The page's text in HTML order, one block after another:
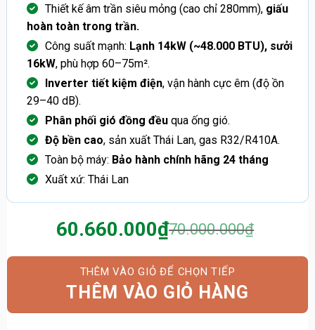
Thiết kế âm trần siêu mỏng (cao chỉ 280mm), giấu
hoàn toàn trong trần.
Công suất mạnh: Lạnh 14kW (~48.000 BTU), sưởi
16kW, phù hợp 60–75m².
Inverter tiết kiệm điện, vận hành cực êm (độ ồn
29–40 dB).
Phân phối gió đồng đềuqua ống gió.
Độ bền cao, sản xuất Thái Lan, gas R32/R410A.
Toàn bộ máy: Bảo hành chính hãng 24 tháng
Xuất xứ: Thái Lan
70.000.000₫
Giá
gốc
là:
70.000.000₫.
60.660.000₫
Giá
hiện
tại
là:
60.660.000₫.
THÊM VÀO GIỎ HÀNG